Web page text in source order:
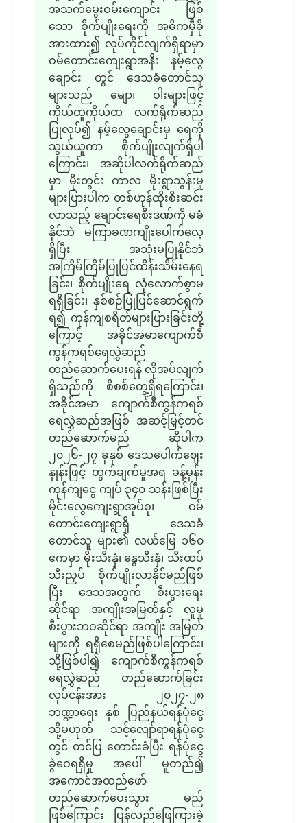
အသက်မွေးဝမ်းကျောင်း ဖြစ်
သော စိုက်ပျိုးရေးကို အဓိကမှီခို
အားထား၍ လုပ်ကိုင်လျက်ရှိရာမှာ
ဝမ်တောင်းကျေးရွာအနီး နမ့်လွေ
ချောင်း တွင် ဒေသခံတောင်သူ
များသည် မျော၊ ဝါးများဖြင့်
ကိုယ်ထူကိုယ်ထ လက်ရိုက်ဆည်
ပြုလုပ်၍ နမ့်လွေချောင်းမှ ရေကို
သွယ်ယူကာ စိုက်ပျိုးလျက်ရှိပါ
ကြောင်း၊ အဆိုပါလက်ရိုက်ဆည်
မှာ မိုးတွင်း ကာလ မိုးရွာသွန်းမှု
များပြားပါက တစ်ဟုန်ထိုးစီးဆင်း
လာသည့် ချောင်းရေစီးဒဏ်ကို မခံ
နိုင်ဘဲ မကြာခဏကျိုးပေါက်လေ့
ရှိပြီး အသုံးမပြုနိုင်ဘဲ
အကြိမ်ကြိမ်ပြုပြင်ထိန်းသိမ်းနေရ
ခြင်း၊ စိုက်ပျိုးရေ လုံလောက်စွာမ
ရရှိခြင်း၊ နှစ်စဉ်ပြုပြင်ဆောင်ရွက်
ရ၍ ကုန်ကျစရိတ်များပြားခြင်းတို့
ကြောင့် အခိုင်အမာကျောက်စီ
ကွန်ကရစ်ရေလွှဲဆည်
တည်ဆောက်ပေးရန် လိုအပ်လျက်
ရှိသည်ကို စိစစ်တွေ့ရှိရကြောင်း၊
အခိုင်အမာ ကျောက်စီကွန်ကရစ်
ရေလွှဲဆည်အဖြစ် အဆင့်မြှင့်တင်
တည်ဆောက်မည် ဆိုပါက
၂၀၂၆-၂၇ ခုနှစ် ဒေသပေါက်ဈေး
နှုန်းဖြင့် တွက်ချက်မှုအရ ခန့်မှန်း
ကုန်ကျငွေ ကျပ် ၃၄၀ သန်းဖြစ်ပြီး
မိုင်းလွေကျေးရွာအုပ်စု၊ ဝမ်
တောင်းကျေးရွာရှိ ဒေသခံ
တောင်သူ များ၏ လယ်မြေ ၁၆၀
ဧကမှာ မိုးသီးနှံ၊ နွေသီးနှံ၊ သီးထပ်
သီးညှပ် စိုက်ပျိုးလာနိုင်မည်ဖြစ်
ပြီး ဒေသအတွက် စီးပွားရေး
ဆိုင်ရာ အကျိုးအမြတ်နှင့် လူမှု
စီးပွားဘဝဆိုင်ရာ အကျိုး အမြတ်
များကို ရရှိစေမည်ဖြစ်ပါကြောင်း၊
သို့ဖြစ်ပါ၍ ကျောက်စီကွန်ကရစ်
ရေလွှဲဆည် တည်ဆောက်ခြင်း
လုပ်ငန်းအား ၂၀၂၇-၂၈
ဘဏ္ဍာရေး နှစ် ပြည်နယ်ရန်ပုံငွေ
သို့မဟုတ် သင့်လျော်ရာရန်ပုံငွေ
တွင် တင်ပြ တောင်းခံပြီး ရန်ပုံငွေ
ခွဲဝေရရှိမှု အပေါ် မူတည်၍
အကောင်အထည်ဖော်
တည်ဆောက်ပေးသွား မည်
ဖြစ်ကြောင်း ပြန်လည်ဖြေကြားခဲ့